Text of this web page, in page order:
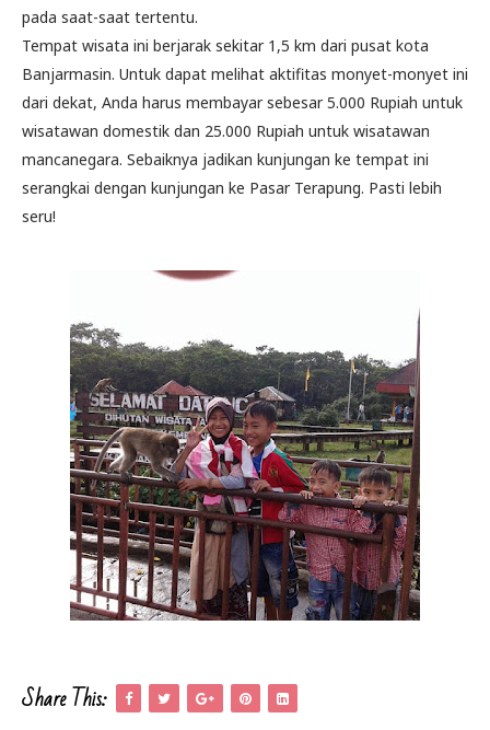
pada saat-saat tertentu.
Tempat wisata ini berjarak sekitar 1,5 km dari pusat kota
Banjarmasin. Untuk dapat melihat aktifitas monyet-monyet ini
dari dekat, Anda harus membayar sebesar 5.000 Rupiah untuk
wisatawan domestik dan 25.000 Rupiah untuk wisatawan
mancanegara. Sebaiknya jadikan kunjungan ke tempat ini
serangkai dengan kunjungan ke Pasar Terapung. Pasti lebih
seru!
Share This: